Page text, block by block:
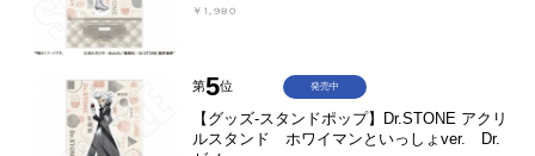
￥1,980
第5位
【グッズ-スタンドポップ】Dr.STONE アクリ
ルスタンド ホワイマンといっしょver. Dr.
発売中